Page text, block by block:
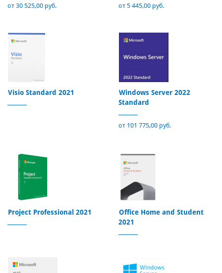
от 30 525,00 руб. от 5 445,00 руб.
Visio Standard 2021
Windows Server 2022
Standard
от 101 775,00 руб.
Project Professional 2021
Office Home and Student
2021